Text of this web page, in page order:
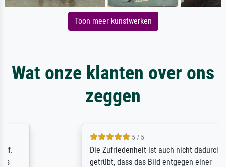
Toon meer kunstwerken
Wat onze klanten over ons
zeggen
5 / 5
Die Zufriedenheit ist auch nicht dadurch
getrübt, dass das Bild entgegen einer